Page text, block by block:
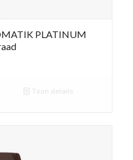
PLATINUM
Toon details